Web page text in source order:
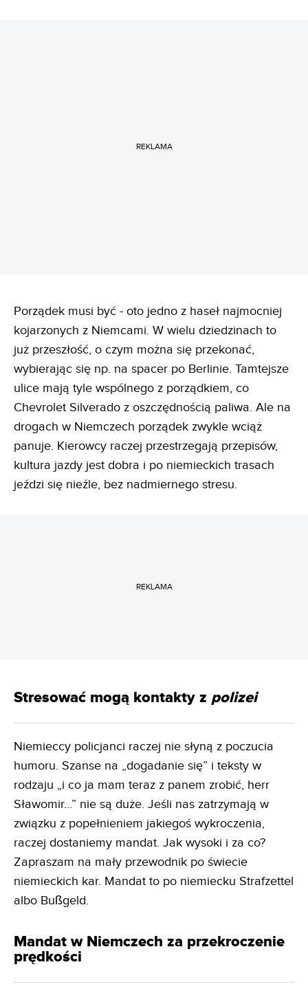
REKLAMA
Porządek musi być - oto jedno z haseł najmocniej
kojarzonych z Niemcami. W wielu dziedzinach to
już przeszłość, o czym można się przekonać,
wybierając się np. na spacer po Berlinie. Tamtejsze
ulice mają tyle wspólnego z porządkiem, co
Chevrolet Silverado z oszczędnością paliwa. Ale na
drogach w Niemczech porządek zwykle wciąż
panuje. Kierowcy raczej przestrzegają przepisów,
kultura jazdy jest dobra i po niemieckich trasach
jeździ się nieźle, bez nadmiernego stresu.
REKLAMA
Stresować mogą kontakty z polizei
Niemieccy policjanci raczej nie słyną z poczucia
humoru. Szanse na „dogadanie się” i teksty w
rodzaju „i co ja mam teraz z panem zrobić, herr
Sławomir…” nie są duże. Jeśli nas zatrzymają w
związku z popełnieniem jakiegoś wykroczenia,
raczej dostaniemy mandat. Jak wysoki i za co?
Zapraszam na mały przewodnik po świecie
niemieckich kar. Mandat to po niemiecku Strafzettel
albo Bußgeld.
Mandat w Niemczech za przekroczenie
prędkości